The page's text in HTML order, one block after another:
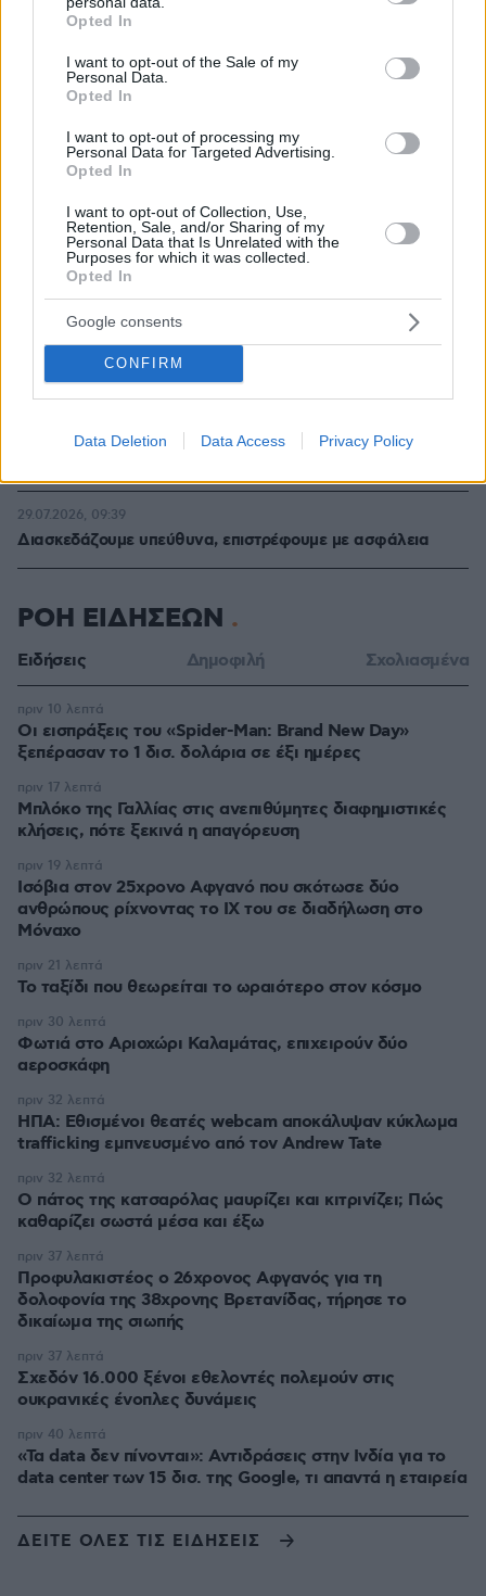
grant or deny consent to Google and its third-party tags to
use your data for below specified purposes in below Google
consent section.
Opted In
I want to opt-out of the Sale of my
Personal Data.
Opted In
I want to opt-out of processing my
Personal Data for Targeted Advertising.
Opted In
I want to opt-out of Collection, Use,
Retention, Sale, and/or Sharing of my
Personal Data that Is Unrelated with the
Purposes for which it was collected.
Opted In
Google consents
CONFIRM
Data Deletion Data Access Privacy Policy
Το DEI College παρουσιάζει τη Sophia. Την πρώτη 24/7
βοηθό AI που αλλάζει τον τρόπο με τον οποίο μαθαίνουν οι
φοιτητές
30.07.2026, 09:33
03.08.2026, 10:56
Διασκεδάζουμε υπεύθυνα, επιστρέφουμε με ασφάλεια
29.07.2026, 09:39
ΡΟΗ ΕΙΔΗΣΕΩΝ
Ειδήσεις Δημοφιλή Σχολιασμένα
Οι εισπράξεις του «Spider-Man: Brand New Day»
ξεπέρασαν το 1 δισ. δολάρια σε έξι ημέρες
πριν 10 λεπτά
Μπλόκο της Γαλλίας στις ανεπιθύμητες διαφημιστικές
κλήσεις, πότε ξεκινά η απαγόρευση
πριν 17 λεπτά
Ισόβια στον 25χρονο Αφγανό που σκότωσε δύο
ανθρώπους ρίχνοντας το ΙΧ του σε διαδήλωση στο
Μόναχο
πριν 19 λεπτά
Το ταξίδι που θεωρείται το ωραιότερο στον κόσμο
πριν 21 λεπτά
Φωτιά στο Αριοχώρι Καλαμάτας, επιχειρούν δύο
αεροσκάφη
πριν 30 λεπτά
ΗΠΑ: Εθισμένοι θεατές webcam αποκάλυψαν κύκλωμα
trafficking εμπνευσμένο από τον Andrew Tate
πριν 32 λεπτά
Ο πάτος της κατσαρόλας μαυρίζει και κιτρινίζει; Πώς
καθαρίζει σωστά μέσα και έξω
πριν 32 λεπτά
Προφυλακιστέος ο 26χρονος Αφγανός για τη
δολοφονία της 38χρονης Βρετανίδας, τήρησε το
δικαίωμα της σιωπής
πριν 37 λεπτά
Σχεδόν 16.000 ξένοι εθελοντές πολεμούν στις
ουκρανικές ένοπλες δυνάμεις
πριν 37 λεπτά
«Τα data δεν πίνονται»: Αντιδράσεις στην Ινδία για το
data center των 15 δισ. της Google, τι απαντά η εταιρεία
πριν 40 λεπτά
ΔΕΙΤΕ ΟΛΕΣ ΤΙΣ ΕΙΔΗΣΕΙΣ